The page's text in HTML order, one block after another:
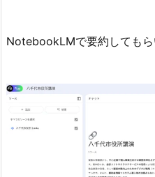
NotebookLMで要約してもら